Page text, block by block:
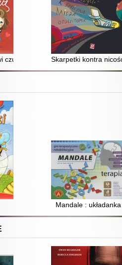
słówka Skarpetki kontra
Mandale : układanka